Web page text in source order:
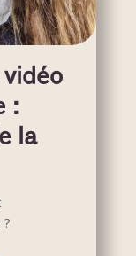
:
la